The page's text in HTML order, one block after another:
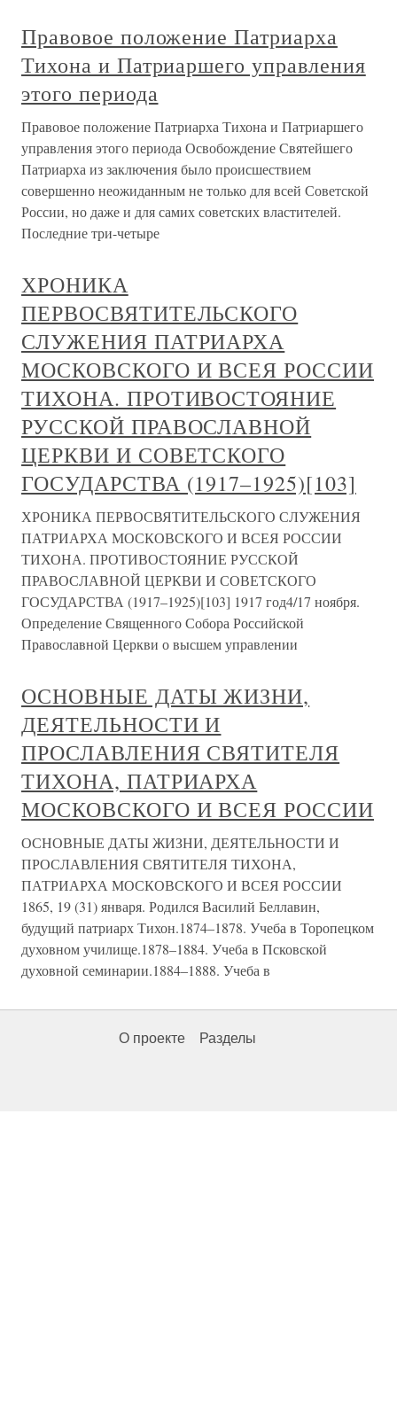
Правовое положение Патриарха
Тихона и Патриаршего управления
этого периода
Правовое положение Патриарха Тихона и Патриаршего
управления этого периода Освобождение Святейшего
Патриарха из заключения было происшествием
совершенно неожиданным не только для всей Советской
России, но даже и для самих советских властителей.
Последние три-четыре
ХРОНИКА
ПЕРВОСВЯТИТЕЛЬСКОГО
СЛУЖЕНИЯ ПАТРИАРХА
МОСКОВСКОГО И ВСЕЯ РОССИИ
ТИХОНА. ПРОТИВОСТОЯНИЕ
РУССКОЙ ПРАВОСЛАВНОЙ
ЦЕРКВИ И СОВЕТСКОГО
ГОСУДАРСТВА (1917–1925)[103]
ХРОНИКА ПЕРВОСВЯТИТЕЛЬСКОГО СЛУЖЕНИЯ
ПАТРИАРХА МОСКОВСКОГО И ВСЕЯ РОССИИ
ТИХОНА. ПРОТИВОСТОЯНИЕ РУССКОЙ
ПРАВОСЛАВНОЙ ЦЕРКВИ И СОВЕТСКОГО
ГОСУДАРСТВА (1917–1925)[103] 1917 год4/17 ноября.
Определение Священного Собора Российской
Православной Церкви о высшем управлении
ОСНОВНЫЕ ДАТЫ ЖИЗНИ,
ДЕЯТЕЛЬНОСТИ И
ПРОСЛАВЛЕНИЯ СВЯТИТЕЛЯ
ТИХОНА, ПАТРИАРХА
МОСКОВСКОГО И ВСЕЯ РОССИИ
ОСНОВНЫЕ ДАТЫ ЖИЗНИ, ДЕЯТЕЛЬНОСТИ И
ПРОСЛАВЛЕНИЯ СВЯТИТЕЛЯ ТИХОНА,
ПАТРИАРХА МОСКОВСКОГО И ВСЕЯ РОССИИ
1865, 19 (31) января. Родился Василий Беллавин,
будущий патриарх Тихон.1874–1878. Учеба в Торопецком
духовном училище.1878–1884. Учеба в Псковской
духовной семинарии.1884–1888. Учеба в
О проекте Разделы